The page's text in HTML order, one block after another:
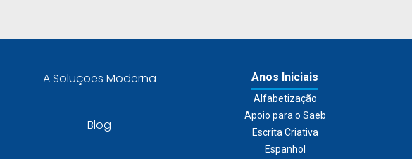
A Soluções Moderna
Blog
Anos Iniciais
Alfabetização
Apoio para o Saeb
Escrita Criativa
Espanhol